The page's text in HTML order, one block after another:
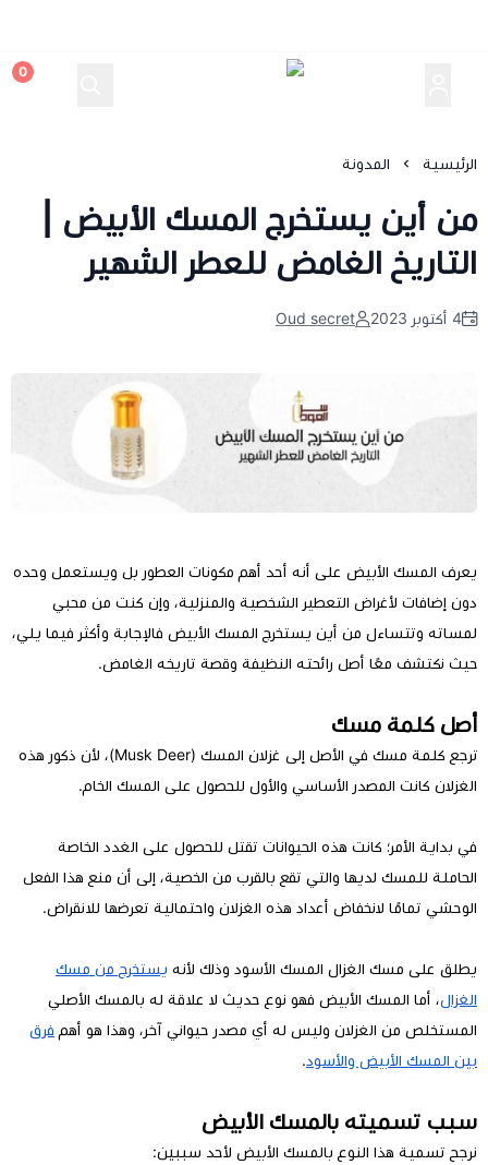
0
الرئيسية المدونة
من أين يستخرج المسك الأبيض |
التاريخ الغامض للعطر الشهير
4 أكتوبر 2023 Oud secret
يعرف المسك الأبيض على أنه أحد أهم مكونات العطور بل ويستعمل وحده
دون إضافات لأغراض التعطير الشخصية والمنزلية، وإن كنت من محبي
لمساته وتتساءل من أين يستخرج المسك الأبيض فالإجابة وأكثر فيما يلي،
حيث نكتشف معًا أصل رائحته النظيفة وقصة تاريخه الغامض.
أصل كلمة مسك
ترجع كلمة مسك في الأصل إلى غزلان المسك (Musk Deer)، لأن ذكور هذه
الغزلان كانت المصدر الأساسي والأول للحصول على المسك الخام.
في بداية الأمر؛ كانت هذه الحيوانات تقتل للحصول على الغدد الخاصة
الحاملة للمسك لديها والتي تقع بالقرب من الخصية، إلى أن منع هذا الفعل
الوحشي تمامًا لانخفاض أعداد هذه الغزلان واحتمالية تعرضها للانقراض.
يطلق على مسك الغزال المسك الأسود وذلك لأنه يستخرج من مسك
الغزال، أما المسك الأبيض فهو نوع حديث لا علاقة له بالمسك الأصلي
المستخلص من الغزلان وليس له أي مصدر حيواني آخر، وهذا هو أهم فرق
بين المسك الأبيض والأسود .
سبب تسميته بالمسك الأبيض
نرجح تسمية هذا النوع بالمسك الأبيض لأحد سببين: